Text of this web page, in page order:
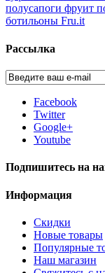
полусапоги фруит
ботильоны Fru.it
Рассылка
Facebook
Twitter
Google+
Youtube
Подпишитесь на
Информация
Скидки
Новые товары
Популярные
Наш магазин